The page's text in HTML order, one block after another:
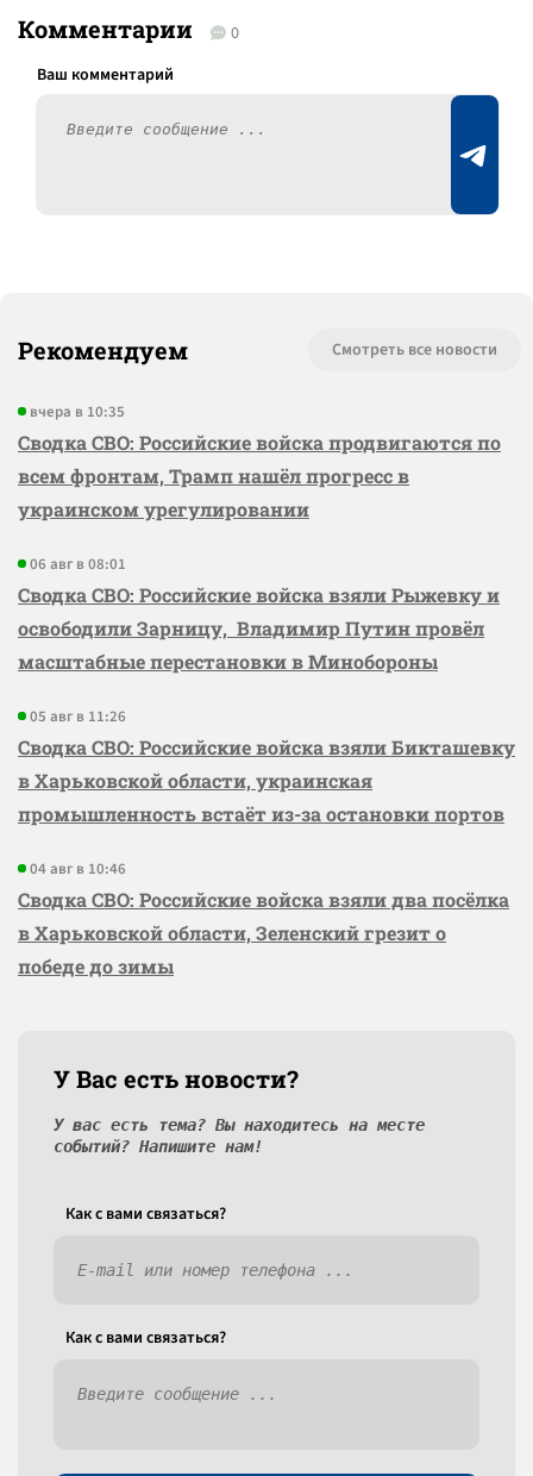
Комментарии 0
Рекомендуем Смотреть все новости
вчера в 10:35
Сводка СВО: Российские войска продвигаются по
всем фронтам, Трамп нашёл прогресс в
украинском урегулировании
06 авг в 08:01
Сводка СВО: Российские войска взяли Рыжевку и
освободили Зарницу, Владимир Путин провёл
масштабные перестановки в Минобороны
05 авг в 11:26
Сводка СВО: Российские войска взяли Бикташевку
в Харьковской области, украинская
промышленность встаёт из-за остановки портов
04 авг в 10:46
Сводка СВО: Российские войска взяли два посёлка
в Харьковской области, Зеленский грезит о
победе до зимы
У Вас есть новости?
У вас есть тема? Вы находитесь на месте
событий? Напишите нам!
Как c вами связаться?
Как c вами связаться?